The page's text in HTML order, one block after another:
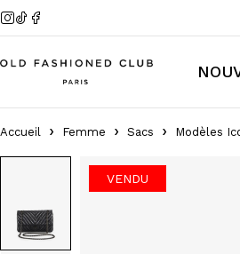
Accueil Femme Sacs Modèles
VENDU